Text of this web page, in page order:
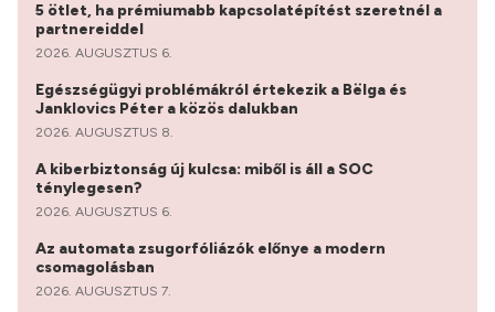
5 ötlet, ha prémiumabb kapcsolatépítést szeretnél a
partnereiddel
2026. AUGUSZTUS 6.
Egészségügyi problémákról értekezik a Bëlga és
Janklovics Péter a közös dalukban
2026. AUGUSZTUS 8.
A kiberbiztonság új kulcsa: miből is áll a SOC
ténylegesen?
2026. AUGUSZTUS 6.
Az automata zsugorfóliázók előnye a modern
csomagolásban
2026. AUGUSZTUS 7.